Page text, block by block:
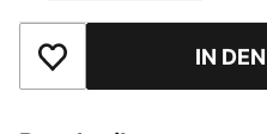
Zu Favoriten hinzufügen
IN